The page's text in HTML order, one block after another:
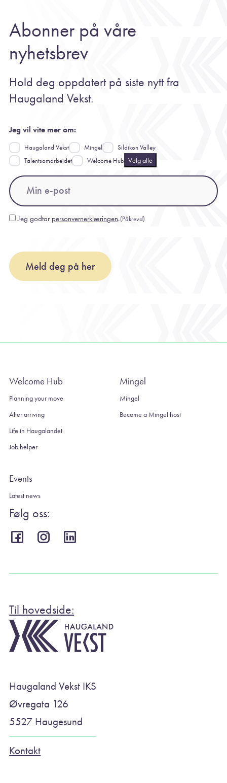
Abonner på våre
nyhetsbrev
Hold deg oppdatert på siste nytt fra
Haugaland Vekst.
Jeg vil vite mer om:
Haugaland Vekst Mingel
Sildikon Valley
Talentsamarbeidet
Welcome Hub Velg alle
Email
Consent(Påkrevd)
Jeg godtar personvernerklæringen.(Påkrevd)
Meld deg på her
Welcome Hub
Planning your move
After arriving
Life in Haugalandet
Job helper
Mingel
Mingel
Become a Mingel host
Events
Latest news
Følg oss:
Til hovedside:
Haugaland Vekst IKS
Øvregata 126
5527 Haugesund
Kontakt